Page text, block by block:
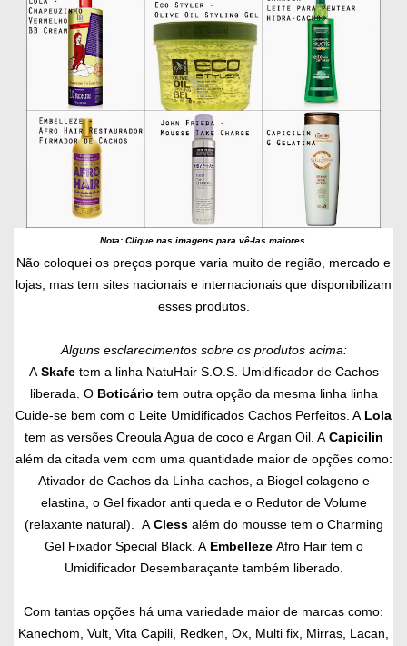
Nota: Clique nas imagens para vê-las maiores.
Não coloquei os preços porque varia muito de região, mercado e
lojas, mas tem sites nacionais e internacionais que disponibilizam
esses produtos.
Alguns esclarecimentos sobre os produtos acima:
A Skafe tem a linha NatuHair S.O.S. Umidificador de Cachos
liberada. O Boticário tem outra opção da mesma linha linha
Cuide-se bem com o Leite Umidificados Cachos Perfeitos. A Lola
tem as versões Creoula Agua de coco e Argan Oil. A Capicilin
além da citada vem com uma quantidade maior de opções como:
Ativador de Cachos da Linha cachos, a Biogel colageno e
elastina, o Gel fixador anti queda e o Redutor de Volume
(relaxante natural). A Cless além do mousse tem o Charming
Gel Fixador Special Black. A Embelleze Afro Hair tem o
Umidificador Desembaraçante também liberado.
Com tantas opções há uma variedade maior de marcas como:
Kanechom, Vult, Vita Capili, Redken, Ox, Multi fix, Mirras, Lacan,